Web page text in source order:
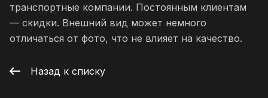
транспортные компании. Постоянным клиентам
— скидки. Внешний вид может немного
отличаться от фото, что не влияет на качество.
Назад к списку